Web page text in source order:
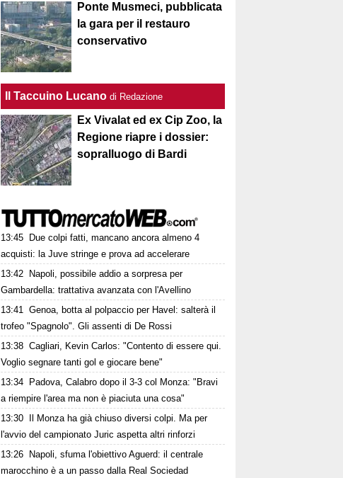
Ponte Musmeci, pubblicata
la gara per il restauro
conservativo
Il Taccuino Lucano di Redazione
Ex Vivalat ed ex Cip Zoo, la
Regione riapre i dossier:
sopralluogo di Bardi
13:45
Due colpi fatti, mancano ancora almeno 4
acquisti: la Juve stringe e prova ad accelerare
13:42
Napoli, possibile addio a sorpresa per
Gambardella: trattativa avanzata con l'Avellino
13:41 Genoa, botta al polpaccio per Havel: salterà il
trofeo "Spagnolo". Gli assenti di De Rossi
13:38 Cagliari, Kevin Carlos: "Contento di essere qui.
Voglio segnare tanti gol e giocare bene"
13:34
Padova, Calabro dopo il 3-3 col Monza: "Bravi
a riempire l'area ma non è piaciuta una cosa"
13:30
Il Monza ha già chiuso diversi colpi. Ma per
l'avvio del campionato Juric aspetta altri rinforzi
13:26
Napoli, sfuma l'obiettivo Aguerd: il centrale
marocchino è a un passo dalla Real Sociedad